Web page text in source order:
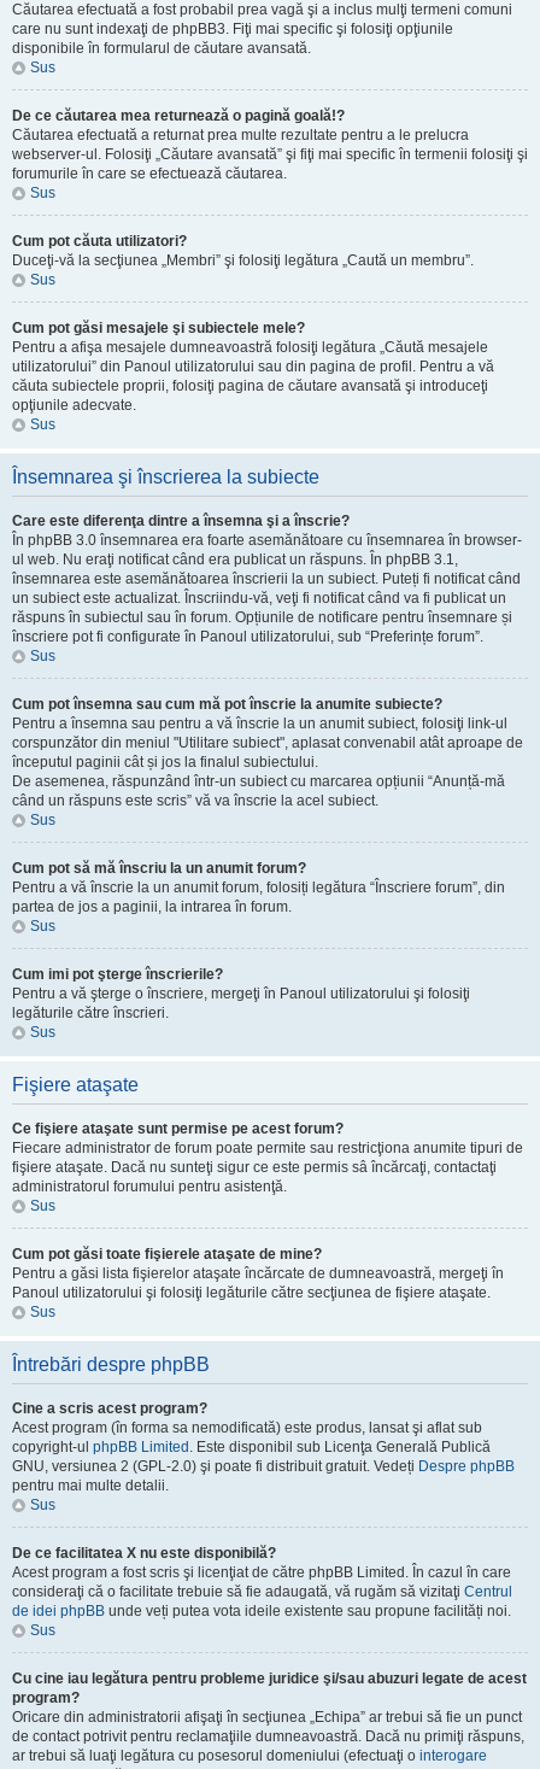
Căutarea efectuată a fost probabil prea vagă şi a inclus mulţi termeni comuni
care nu sunt indexaţi de phpBB3. Fiţi mai specific şi folosiţi opţiunile
disponibile în formularul de căutare avansată.
Sus
De ce căutarea mea returnează o pagină goală!?
Căutarea efectuată a returnat prea multe rezultate pentru a le prelucra
webserver-ul. Folosiţi „Căutare avansată” şi fiţi mai specific în termenii folosiţi şi
forumurile în care se efectuează căutarea.
Sus
Cum pot căuta utilizatori?
Duceţi-vă la secţiunea „Membri” şi folosiţi legătura „Caută un membru”.
Sus
Cum pot găsi mesajele şi subiectele mele?
Pentru a afişa mesajele dumneavoastră folosiţi legătura „Căută mesajele
utilizatorului” din Panoul utilizatorului sau din pagina de profil. Pentru a vă
căuta subiectele proprii, folosiţi pagina de căutare avansată şi introduceţi
opţiunile adecvate.
Sus
Însemnarea şi înscrierea la subiecte
Care este diferenţa dintre a însemna şi a înscrie?
În phpBB 3.0 însemnarea era foarte asemănătoare cu însemnarea în browser-
ul web. Nu eraţi notificat când era publicat un răspuns. În phpBB 3.1,
însemnarea este asemănătoarea înscrierii la un subiect. Puteți fi notificat când
un subiect este actualizat. Înscriindu-vă, veţi fi notificat când va fi publicat un
răspuns în subiectul sau în forum. Opțiunile de notificare pentru însemnare și
înscriere pot fi configurate în Panoul utilizatorului, sub “Preferințe forum”.
Sus
Cum pot însemna sau cum mă pot înscrie la anumite subiecte?
Pentru a însemna sau pentru a vă înscrie la un anumit subiect, folosiţi link-ul
corspunzător din meniul "Utilitare subiect", aplasat convenabil atât aproape de
începutul paginii cât și jos la finalul subiectului.
De asemenea, răspunzând într-un subiect cu marcarea opțiunii “Anunță-mă
când un răspuns este scris” vă va înscrie la acel subiect.
Sus
Cum pot să mă înscriu la un anumit forum?
Pentru a vă înscrie la un anumit forum, folosiți legătura “Înscriere forum”, din
partea de jos a paginii, la intrarea în forum.
Sus
Cum imi pot şterge înscrierile?
Pentru a vă şterge o înscriere, mergeţi în Panoul utilizatorului şi folosiţi
legăturile către înscrieri.
Sus
Fişiere ataşate
Ce fişiere ataşate sunt permise pe acest forum?
Fiecare administrator de forum poate permite sau restricţiona anumite tipuri de
fişiere ataşate. Dacă nu sunteţi sigur ce este permis sâ încărcaţi, contactaţi
administratorul forumului pentru asistenţă.
Sus
Cum pot găsi toate fişierele ataşate de mine?
Pentru a găsi lista fişierelor ataşate încărcate de dumneavoastră, mergeţi în
Panoul utilizatorului şi folosiţi legăturile către secţiunea de fişiere ataşate.
Sus
Întrebări despre phpBB
Cine a scris acest program?
Acest program (în forma sa nemodificată) este produs, lansat şi aflat sub
copyright-ul phpBB Limited . Este disponibil sub Licenţa Generală Publică
GNU, versiunea 2 (GPL-2.0) şi poate fi distribuit gratuit. Vedeți Despre phpBB
pentru mai multe detalii.
Sus
De ce facilitatea X nu este disponibilă?
Acest program a fost scris şi licenţiat de către phpBB Limited. În cazul în care
consideraţi că o facilitate trebuie să fie adaugată, vă rugăm să vizitaţi Centrul
de idei phpBB unde veți putea vota ideile existente sau propune facilități noi.
Sus
Cu cine iau legătura pentru probleme juridice şi/sau abuzuri legate de acest
program?
Oricare din administratorii afişaţi în secţiunea „Echipa” ar trebui să fie un punct
de contact potrivit pentru reclamaţiile dumneavoastră. Dacă nu primiţi răspuns,
ar trebui să luaţi legătura cu posesorul domeniului (efectuaţi o interogare